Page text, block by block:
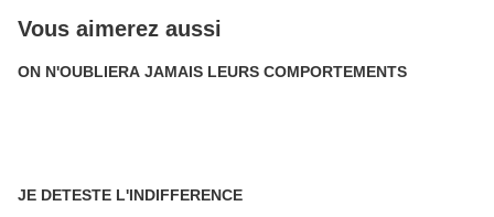
Vous aimerez aussi
ON N'OUBLIERA JAMAIS LEURS COMPORTEMENTS
JE DETESTE L'INDIFFERENCE